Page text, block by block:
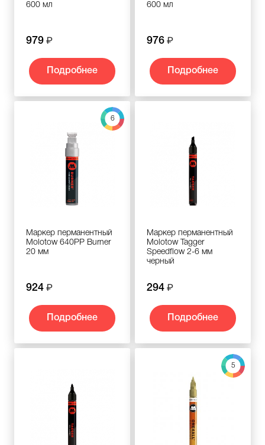
600 мл
979
Подробнее
600 мл
976
Подробнее
6
Маркер перманентный
Molotow 640PP Burner
20 мм
924
Подробнее
Маркер перманентный
Molotow Tagger
Speedflow 2-6 мм
черный
294
Подробнее
5